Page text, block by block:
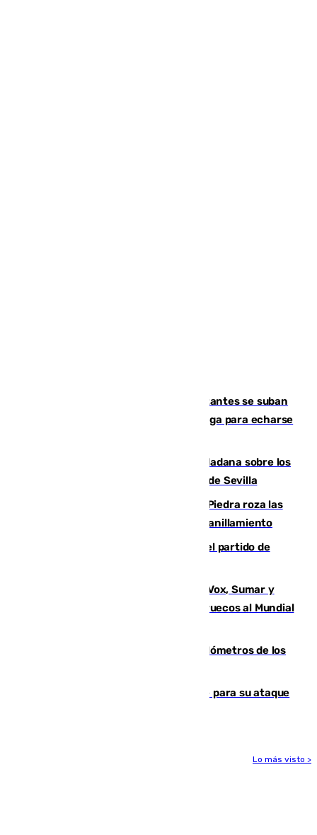
Un cartel intenta evitar que los visitantes se suban
encima de los leones del Puerto de Málaga para echarse
PSOE y Vox critican la consulta ciudadana sobre los
toldos que ha lanzado el Ayuntamiento de Sevilla
La laguna malagueña de Fuente de Piedra roza las
30.000 parejas de flamencos antes del anillamiento
Sigue en directo la retransmisión del partido de
La crisis migratoria de Ceuta une a Vox, Sumar y
Podemos contra la candidatura de Marruecos al Mundial
Diputación limpia de residuos 170 kilómetros de los
El Real Madrid ficha a Yan Diomande para su ataque
Lo más visto >